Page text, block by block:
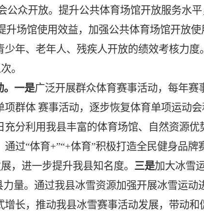
众开放。提升公共体育场馆开放服务水
场馆使用效益，加强公共体育场馆开放使
年、老年人、残疾人开放的绩效考核力度
。
一是广泛开展群众体育赛事活动，每年赛
群体 赛事活动，逐步恢复体育单项运动
分利用我县丰富的体育场馆、自然资源优
过“体育+”“+体育”积极打造全民健身品牌
，进一步提升我县知名度。 三是加大冰雪
量。通过我县冰雪资源加强开展冰雪运动
长，推动我县冰雪赛事活动发展，带动和